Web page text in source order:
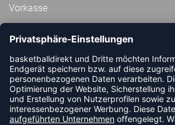
Vorkasse
ABONNIERE JETZT DEN KOSTENLOSEN
HANDBALLDIREKT-NEWSLETTER UND
NEUIGKEIT ODER AKTION MEHR.
JETZT ANMELDEN